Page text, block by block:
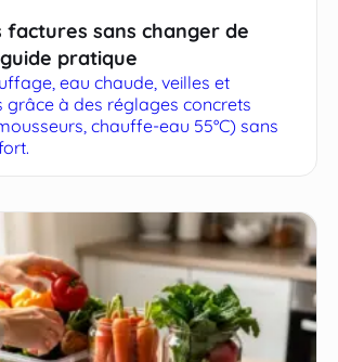
factures sans changer de
pratique
eau chaude, veilles et
grâce à des réglages concrets
chauffe-eau 55°C) sans